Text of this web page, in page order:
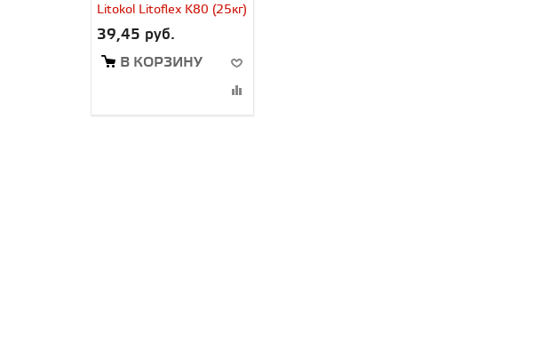
Litokol Litoflex K80 (25кг)
39,45 руб.
В КОРЗИНУ